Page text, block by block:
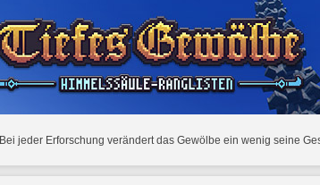
Bei jeder Erforschung verändert das Gewölbe ein wenig seine